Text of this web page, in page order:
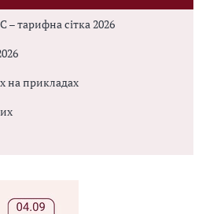
– тарифна сітка 2026
на прикладах